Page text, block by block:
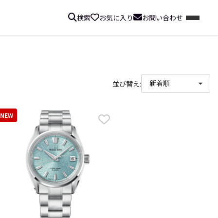
検索 お気に入り お問い合わせ
並び替え:
NEW